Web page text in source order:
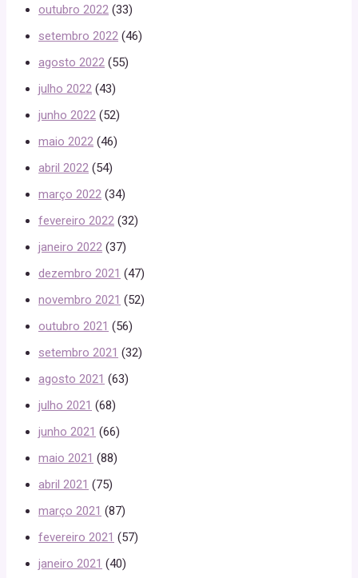
outubro 2022 (33)
setembro 2022 (46)
agosto 2022 (55)
julho 2022 (43)
junho 2022 (52)
maio 2022 (46)
abril 2022 (54)
março 2022 (34)
fevereiro 2022 (32)
janeiro 2022 (37)
dezembro 2021 (47)
novembro 2021 (52)
outubro 2021 (56)
setembro 2021 (32)
agosto 2021 (63)
julho 2021 (68)
junho 2021 (66)
maio 2021 (88)
abril 2021 (75)
março 2021 (87)
fevereiro 2021 (57)
janeiro 2021 (40)